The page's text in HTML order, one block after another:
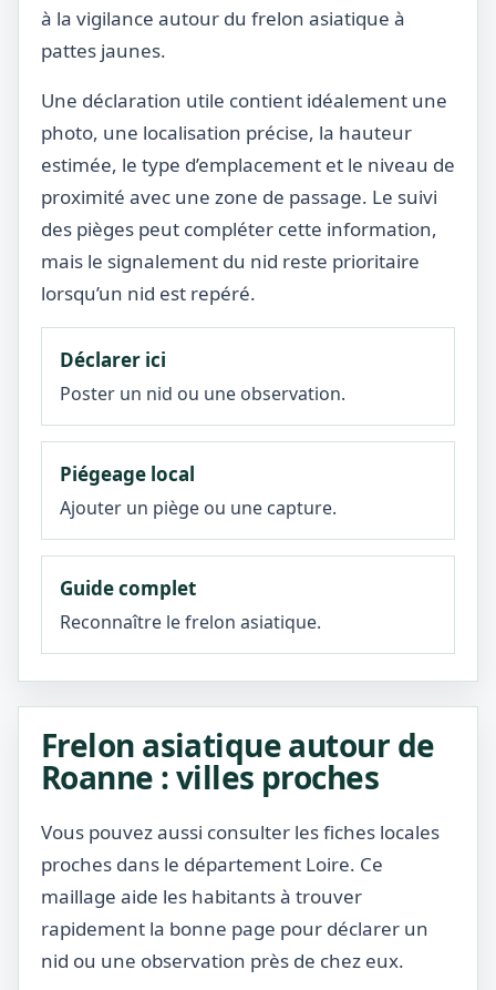
à la vigilance autour du frelon asiatique à
pattes jaunes.
Une déclaration utile contient idéalement une
photo, une localisation précise, la hauteur
estimée, le type d’emplacement et le niveau de
proximité avec une zone de passage. Le suivi
des pièges peut compléter cette information,
mais le signalement du nid reste prioritaire
lorsqu’un nid est repéré.
Déclarer ici
Poster un nid ou une observation.
Piégeage local
Ajouter un piège ou une capture.
Guide complet
Reconnaître le frelon asiatique.
Frelon asiatique autour de
Roanne : villes proches
Vous pouvez aussi consulter les fiches locales
proches dans le département Loire. Ce
maillage aide les habitants à trouver
rapidement la bonne page pour déclarer un
nid ou une observation près de chez eux.